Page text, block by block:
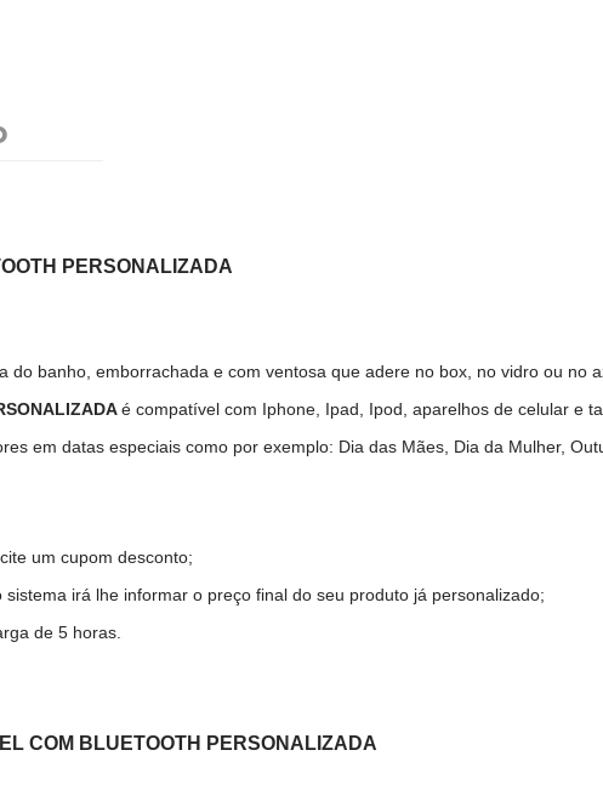
PERSONALIZADA
banho, emborrachada e com ventosa que adere no box, no vidro ou no
é compatível com Iphone, Ipad, Ipod, aparelhos de celular e
em datas especiais como por exemplo: Dia das Mães, Dia da Mulher,
um cupom desconto;
irá lhe informar o preço final do seu produto já personalizado;
de 5 horas.
COM BLUETOOTH PERSONALIZADA